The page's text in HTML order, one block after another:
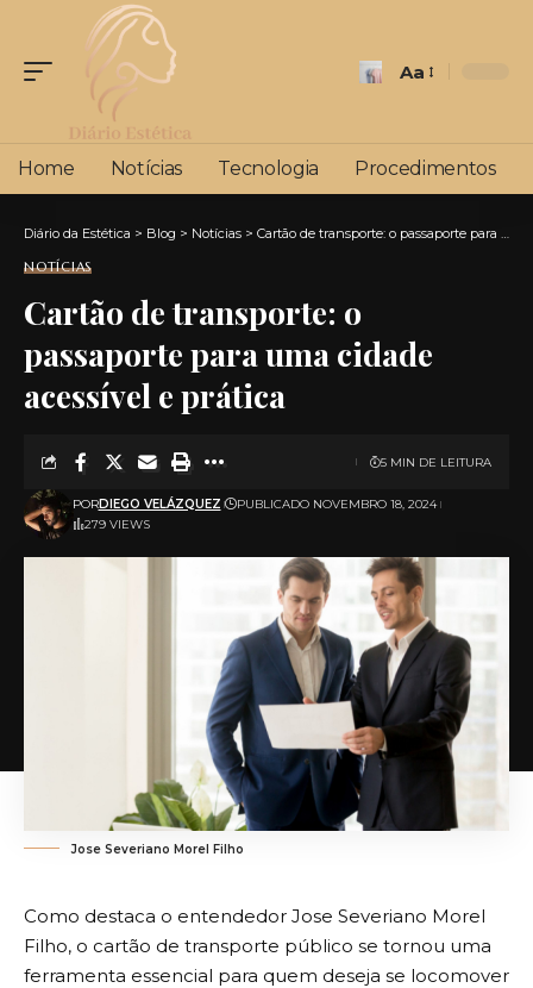
Font
Aa
Home Notícias Tecnologia Procedimentos
Diário da Estética > Blog > Notícias > Cartão de transporte: o passaporte para uma cidade acessível e prática
NOTÍCIAS
Cartão de transporte: o
passaporte para uma cidade
acessível e prática
PORDIEGO VELÁZQUEZ
PUBLICADO NOVEMBRO 18, 2024
279 VIEWS
5 MIN DE LEITURA
Jose Severiano Morel Filho
Como destaca o entendedor Jose Severiano Morel
Filho, o cartão de transporte público se tornou uma
ferramenta essencial para quem deseja se locomover